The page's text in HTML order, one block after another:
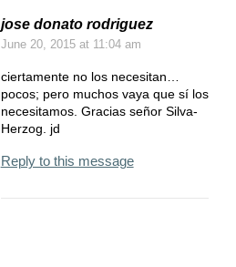
jose donato rodriguez
June 20, 2015at 11:04 am
ciertamente no los necesitan…
pocos; pero muchos vaya que sí los
necesitamos. Gracias señor Silva-
Herzog. jd
Reply to this message